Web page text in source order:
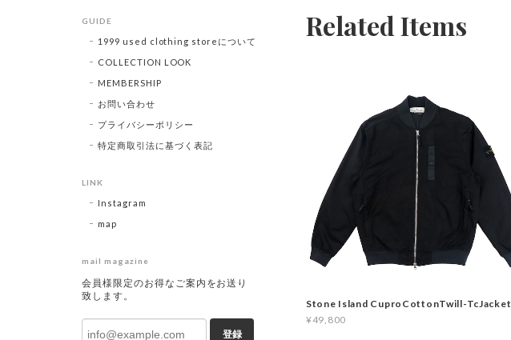
Related Items
Stone Island CuproCottonTwill-TcJacket
¥49,800
GUIDE
1999 used clothing storeについて
COLLECTION LOOK
MEMBERSHIP
お問い合わせ
プライバシーポリシー
特定商取引法に基づく表記
LINK
Instagram
map
mail magazine
会員様限定のお得なご案内をお送り
致します。
登録